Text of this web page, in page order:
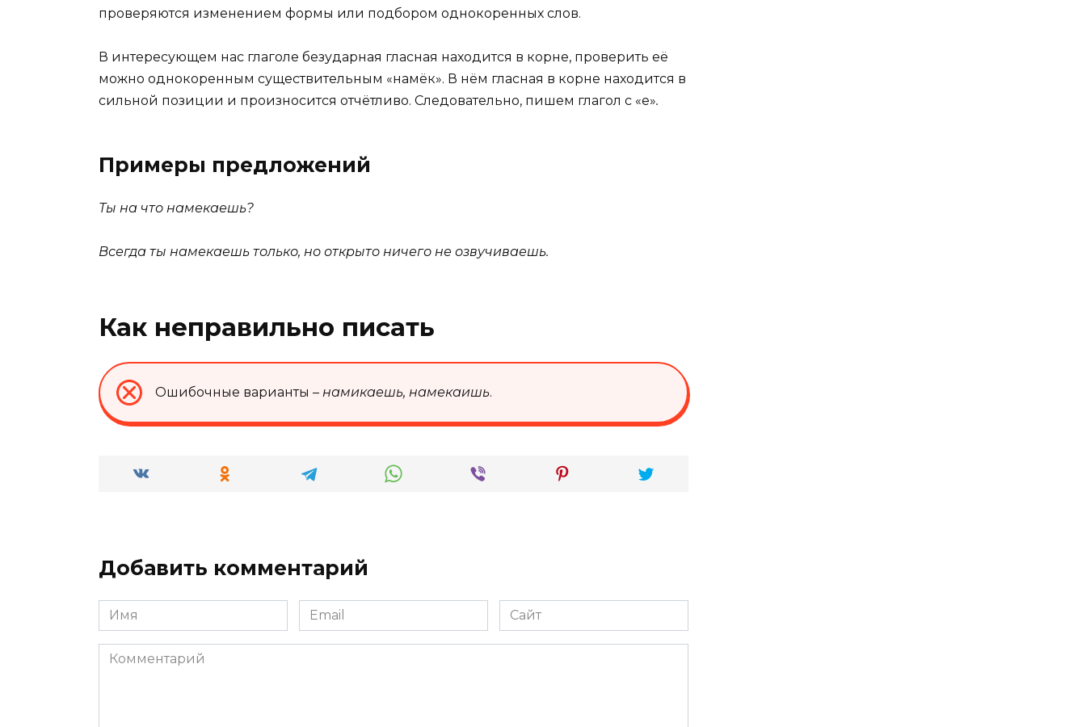
проверяются изменением формы или подбором однокоренных слов.
В интересующем нас глаголе безударная гласная находится в корне, проверить её
можно однокоренным существительным «намёк». В нём гласная в корне находится в
сильной позиции и произносится отчётливо. Следовательно, пишем глагол с «е».
Примеры предложений
Ты на что намекаешь?
Всегда ты намекаешь только, но открыто ничего не озвучиваешь.
Как неправильно писать
Ошибочные варианты – намикаешь, намекаишь.
Добавить комментарий
Имя
*
Email
*
Сайт
Комментарий